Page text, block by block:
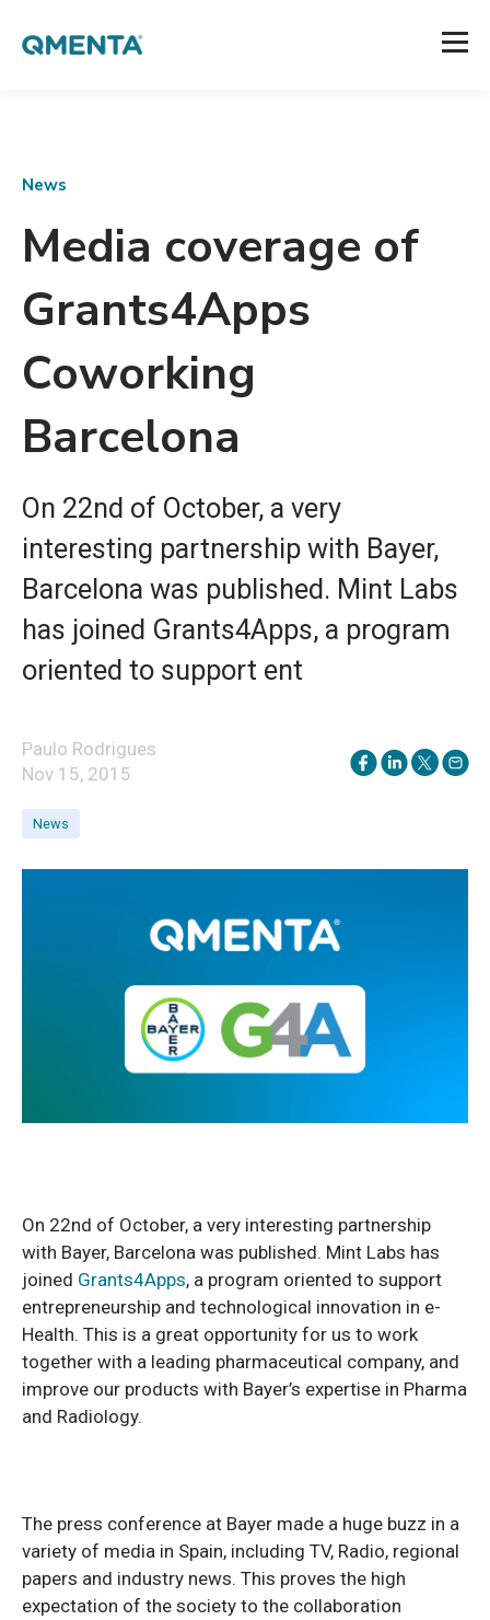
News
Media coverage of
Grants4Apps
Coworking
Barcelona
On 22nd of October, a very
interesting partnership with Bayer,
Barcelona was published. Mint Labs
has joined Grants4Apps, a program
oriented to support ent
Paulo Rodrigues
Nov 15, 2015
News
On 22nd of October, a very interesting partnership
with Bayer, Barcelona was published. Mint Labs has
joined Grants4Apps, a program oriented to support
entrepreneurship and technological innovation in e-
Health. This is a great opportunity for us to work
together with a leading pharmaceutical company, and
improve our products with Bayer’s expertise in Pharma
and Radiology.
The press conference at Bayer made a huge buzz in a
variety of media in Spain, including TV, Radio, regional
papers and industry news. This proves the high
expectation of the society to the collaboration